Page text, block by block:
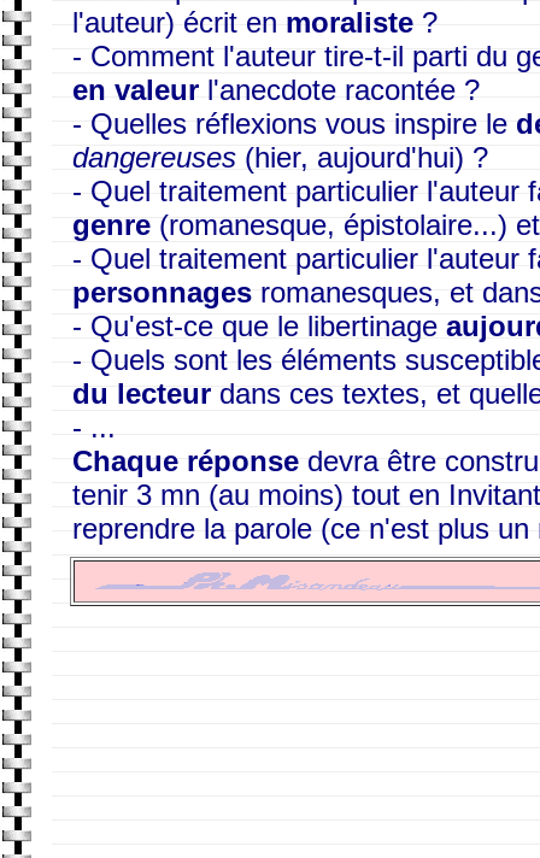
l'auteur) écrit en moraliste?
- Comment l'auteur tire-t-il parti du
en valeurl'anecdote racontée ?
- Quelles réflexions vous inspire le
dangereuses(hier, aujourd'hui) ?
- Quel traitement particulier l'auteur
genre(romanesque, épistolaire...)
- Quel traitement particulier l'auteur
personnagesromanesques, et
- Qu'est-ce que le libertinage
- Quels sont les éléments
du lecteurdans ces textes, et
- ...
Chaque réponsedevra être
tenir 3 mn (au moins) tout en
reprendre la parole (ce n'est plus un